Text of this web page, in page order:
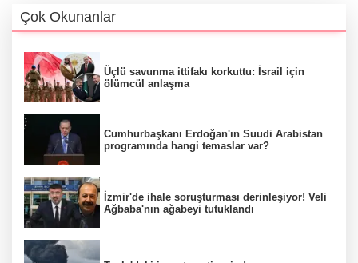
Çok Okunanlar
Üçlü savunma ittifakı korkuttu: İsrail için
ölümcül anlaşma
Cumhurbaşkanı Erdoğan'ın Suudi Arabistan
programında hangi temaslar var?
İzmir'de ihale soruşturması derinleşiyor! Veli
Ağbaba'nın ağabeyi tutuklandı